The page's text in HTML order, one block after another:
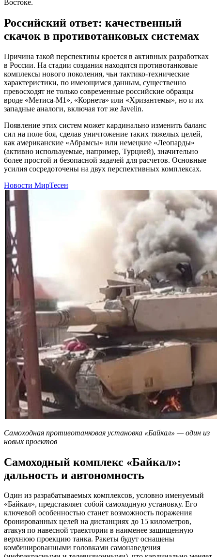
Востоке.
Российский ответ: качественный
скачок в противотанковых системах
Причина такой перспективы кроется в активных разработках
в России. На стадии создания находятся противотанковые
комплексы нового поколения, чьи тактико-технические
характеристики, по имеющимся данным, существенно
превосходят не только современные российские образцы
вроде «Метиса-М1», «Корнета» или «Хризантемы», но и их
западные аналоги, включая тот же Javelin.
Появление этих систем может кардинально изменить баланс
сил на поле боя, сделав уничтожение таких тяжелых целей,
как американские «Абрамсы» или немецкие «Леопарды»
(активно используемые, например, Турцией), значительно
более простой и безопасной задачей для расчетов. Основные
усилия сосредоточены на двух перспективных комплексах.
Новости МирТесен
Самоходная противотанковая установка «Байкал» — один из
новых проектов
Самоходный комплекс «Байкал»:
дальность и автономность
Один из разрабатываемых комплексов, условно именуемый
«Байкал», представляет собой самоходную установку. Его
ключевой особенностью станет возможность поражения
бронированных целей на дистанциях до 15 километров,
атакуя по навесной траектории в наименее защищенную
верхнюю проекцию танка. Ракеты будут оснащены
комбинированными головками самонаведения